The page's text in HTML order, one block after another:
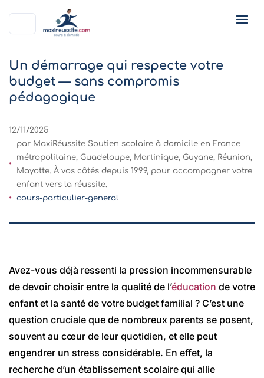
Un démarrage qui respecte votre
budget — sans compromis
pédagogique
12/11/2025
par MaxiRéussite Soutien scolaire à domicile en France
métropolitaine, Guadeloupe, Martinique, Guyane, Réunion,
Mayotte. À vos côtés depuis 1999, pour accompagner votre
enfant vers la réussite.
cours-particulier-general
Avez-vous déjà ressenti la pression incommensurable
de devoir choisir entre la qualité de l’éducation de votre
enfant et la santé de votre budget familial ? C’est une
question cruciale que de nombreux parents se posent,
souvent au cœur de leur quotidien, et elle peut
engendrer un stress considérable. En effet, la
recherche d’un établissement scolaire qui allie